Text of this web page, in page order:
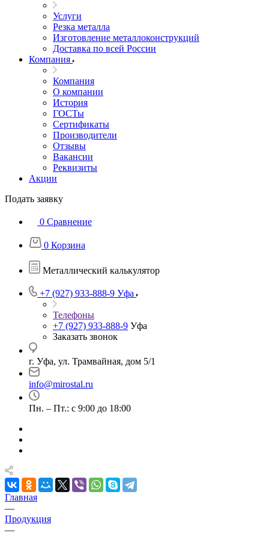
Услуги
Резка металла
Изготовление металлоконструкций
Доставка по всей России
Компания
Компания
О компании
История
ГОСТы
Сертификаты
Производители
Отзывы
Вакансии
Реквизиты
Акции
Подать заявку
0 Сравнение
0 Корзина
Металлический калькулятор
+7 (927) 933-888-9 Уфа
Телефоны
+7 (927) 933-888-9 Уфа
Заказать звонок
г. Уфа, ул. Трамвайная, дом 5/1
info@mirostal.ru
Пн. – Пт.: с 9:00 до 18:00
Главная
—
Продукция
—